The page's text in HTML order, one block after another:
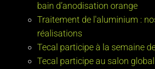
bain d’anodisation orange
Traitement de l'aluminium :
réalisations
Tecal participe à la semaine
Tecal participe au salon global